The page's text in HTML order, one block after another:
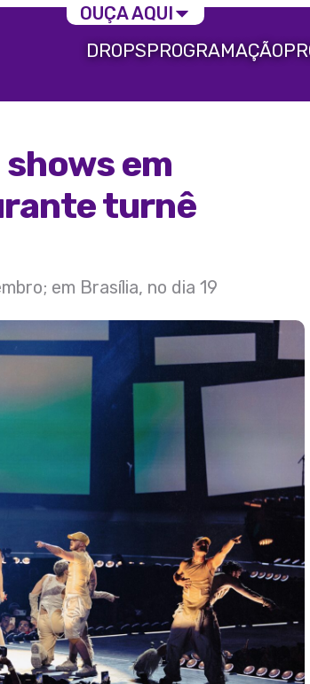
DROPSPROGRAMAÇÃO
em
turnê
em Brasília, no dia 19
OUÇA AQUI